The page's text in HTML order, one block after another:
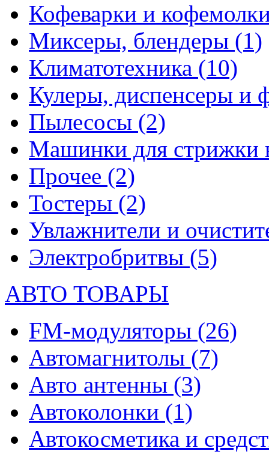
Кофеварки и
Миксеры, блендеры (1)
Климатотехника (10)
Кулеры, диспенсеры и
Пылесосы (2)
Машинки для стрижки
Прочее (2)
Тостеры (2)
Увлажнители и
Электробритвы (5)
АВТО ТОВАРЫ
FM-модуляторы (26)
Автомагнитолы (7)
Авто антенны (3)
Автоколонки (1)
Автокосметика и